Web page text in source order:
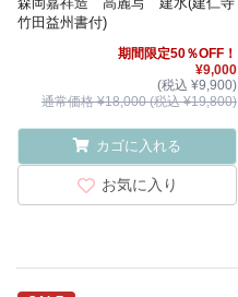
竹田益州書付)
期間限定50％OFF！
¥9,000
(税込 ¥9,900)
通常価格 ¥18,000 (税込 ¥19,800)
カゴに入れる
お気に入り